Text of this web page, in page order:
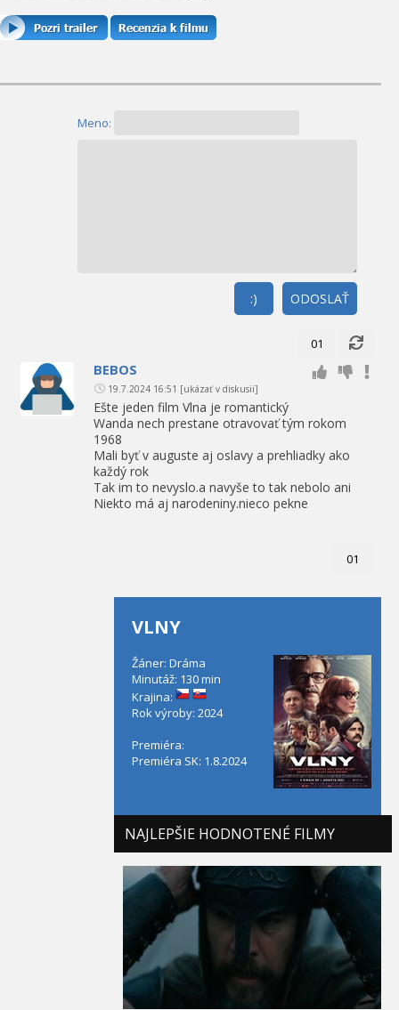
Meno:
ODOSLAŤ
:)
01
BEBOS
19.7.2024 16:51 [ukázať v diskusii]
Ešte jeden film Vlna je romantický
Wanda nech prestane otravovať tým rokom
1968
Mali byť v auguste aj oslavy a prehliadky ako
každý rok
Tak im to nevyslo.a navyše to tak nebolo ani
Niekto má aj narodeniny.nieco pekne
01
VLNY
Žáner: Dráma
Minutáž: 130 min
Krajina:
Rok výroby: 2024
Premiéra:
Premiéra SK: 1.8.2024
NAJLEPŠIE HODNOTENÉ FILMY